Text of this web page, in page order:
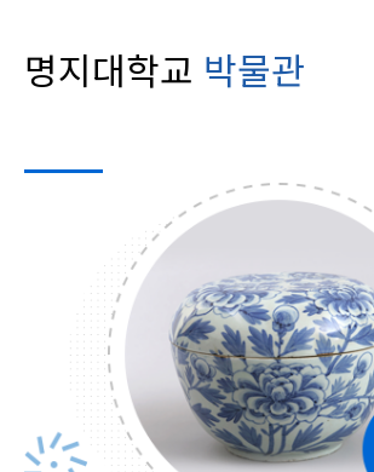
명지대학교 박물관